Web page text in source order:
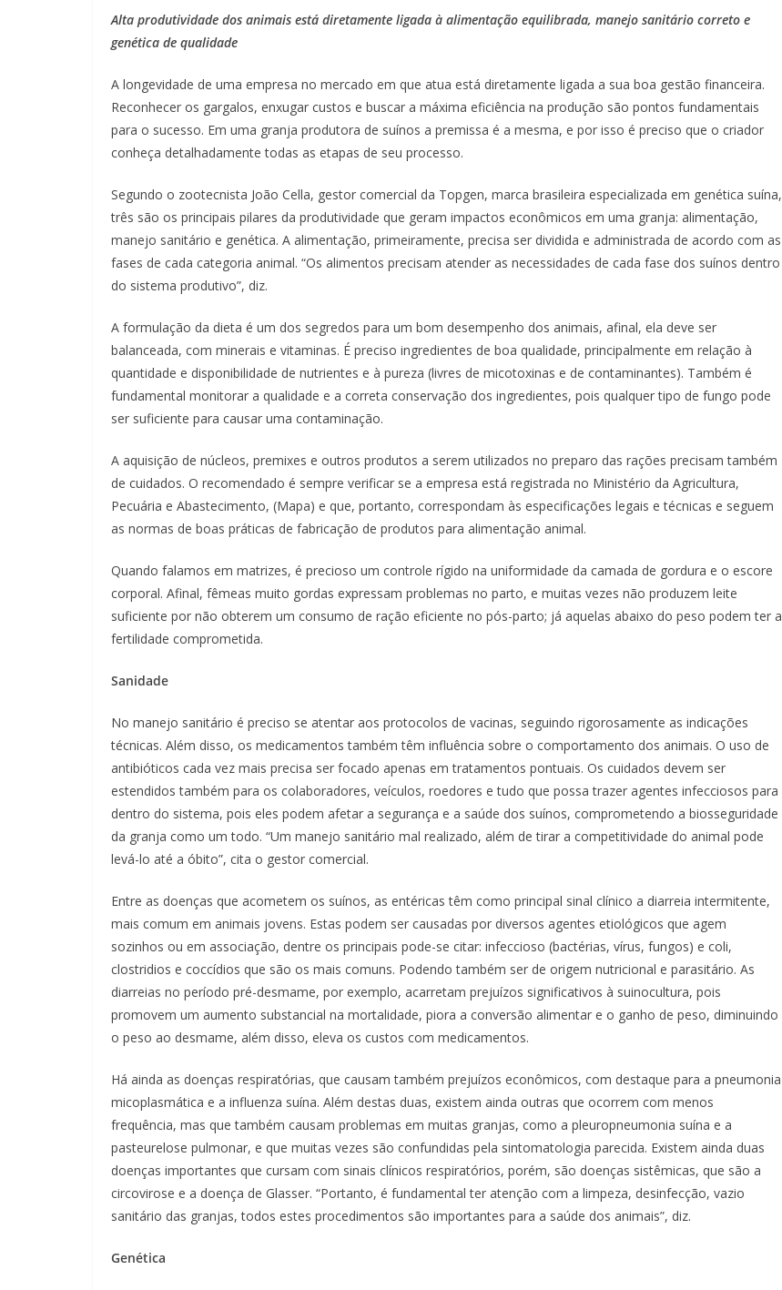
Alta produtividade dos animais está diretamente ligada à alimentação equilibrada, manejo sanitário correto e
genética de qualidade
A longevidade de uma empresa no mercado em que atua está diretamente ligada a sua boa gestão financeira.
Reconhecer os gargalos, enxugar custos e buscar a máxima eficiência na produção são pontos fundamentais
para o sucesso. Em uma granja produtora de suínos a premissa é a mesma, e por isso é preciso que o criador
conheça detalhadamente todas as etapas de seu processo.
Segundo o zootecnista João Cella, gestor comercial da Topgen, marca brasileira especializada em genética suína,
três são os principais pilares da produtividade que geram impactos econômicos em uma granja: alimentação,
manejo sanitário e genética. A alimentação, primeiramente, precisa ser dividida e administrada de acordo com as
fases de cada categoria animal. “Os alimentos precisam atender as necessidades de cada fase dos suínos dentro
do sistema produtivo”, diz.
A formulação da dieta é um dos segredos para um bom desempenho dos animais, afinal, ela deve ser
balanceada, com minerais e vitaminas. É preciso ingredientes de boa qualidade, principalmente em relação à
quantidade e disponibilidade de nutrientes e à pureza (livres de micotoxinas e de contaminantes). Também é
fundamental monitorar a qualidade e a correta conservação dos ingredientes, pois qualquer tipo de fungo pode
ser suficiente para causar uma contaminação.
A aquisição de núcleos, premixes e outros produtos a serem utilizados no preparo das rações precisam também
de cuidados. O recomendado é sempre verificar se a empresa está registrada no Ministério da Agricultura,
Pecuária e Abastecimento, (Mapa) e que, portanto, correspondam às especificações legais e técnicas e seguem
as normas de boas práticas de fabricação de produtos para alimentação animal.
Quando falamos em matrizes, é precioso um controle rígido na uniformidade da camada de gordura e o escore
corporal. Afinal, fêmeas muito gordas expressam problemas no parto, e muitas vezes não produzem leite
suficiente por não obterem um consumo de ração eficiente no pós-parto; já aquelas abaixo do peso podem ter a
fertilidade comprometida.
Sanidade
No manejo sanitário é preciso se atentar aos protocolos de vacinas, seguindo rigorosamente as indicações
técnicas. Além disso, os medicamentos também têm influência sobre o comportamento dos animais. O uso de
antibióticos cada vez mais precisa ser focado apenas em tratamentos pontuais. Os cuidados devem ser
estendidos também para os colaboradores, veículos, roedores e tudo que possa trazer agentes infecciosos para
dentro do sistema, pois eles podem afetar a segurança e a saúde dos suínos, comprometendo a biosseguridade
da granja como um todo. “Um manejo sanitário mal realizado, além de tirar a competitividade do animal pode
levá-lo até a óbito”, cita o gestor comercial.
Entre as doenças que acometem os suínos, as entéricas têm como principal sinal clínico a diarreia intermitente,
mais comum em animais jovens. Estas podem ser causadas por diversos agentes etiológicos que agem
sozinhos ou em associação, dentre os principais pode-se citar: infeccioso (bactérias, vírus, fungos) e coli,
clostridios e coccídios que são os mais comuns. Podendo também ser de origem nutricional e parasitário. As
diarreias no período pré-desmame, por exemplo, acarretam prejuízos significativos à suinocultura, pois
promovem um aumento substancial na mortalidade, piora a conversão alimentar e o ganho de peso, diminuindo
o peso ao desmame, além disso, eleva os custos com medicamentos.
Há ainda as doenças respiratórias, que causam também prejuízos econômicos, com destaque para a pneumonia
micoplasmática e a influenza suína. Além destas duas, existem ainda outras que ocorrem com menos
frequência, mas que também causam problemas em muitas granjas, como a pleuropneumonia suína e a
pasteurelose pulmonar, e que muitas vezes são confundidas pela sintomatologia parecida. Existem ainda duas
doenças importantes que cursam com sinais clínicos respiratórios, porém, são doenças sistêmicas, que são a
circovirose e a doença de Glasser. “Portanto, é fundamental ter atenção com a limpeza, desinfecção, vazio
sanitário das granjas, todos estes procedimentos são importantes para a saúde dos animais”, diz.
Genética